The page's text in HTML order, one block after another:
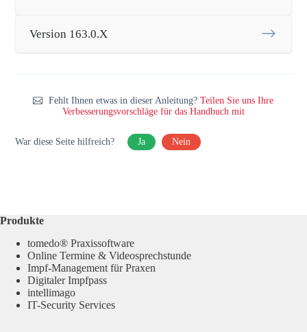
Version 163.0.X
Fehlt Ihnen etwas in dieser Anleitung?Teilen Sie uns Ihre
Verbesserungsvorschläge für das Handbuch mit
War diese Seite hilfreich? Ja Nein
Produkte
tomedo® Praxissoftware
Online Termine & Videosprechstunde
Impf-Management für Praxen
Digitaler Impfpass
intellimago
IT-Security Services